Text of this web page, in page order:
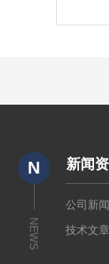
N
NEWS
新闻
公司新
技术文